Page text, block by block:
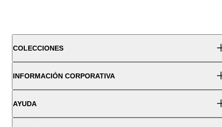
COLECCIONES
INFORMACIÓN CORPORATIVA
AYUDA